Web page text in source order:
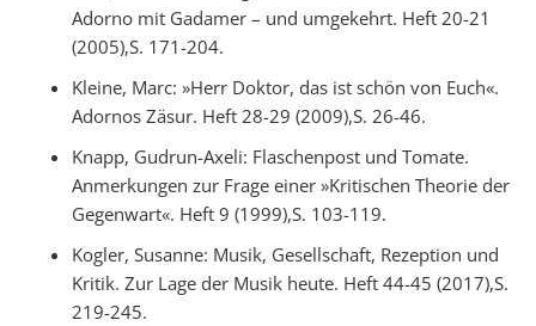
Adorno mit Gadamer – und umgekehrt. Heft 20-21
(2005),S. 171-204.
Kleine, Marc: »Herr Doktor, das ist schön von Euch«.
Adornos Zäsur. Heft 28-29 (2009),S. 26-46.
Knapp, Gudrun-Axeli: Flaschenpost und Tomate.
Anmerkungen zur Frage einer »Kritischen Theorie der
Gegenwart«. Heft 9 (1999),S. 103-119.
Kogler, Susanne: Musik, Gesellschaft, Rezeption und
Kritik. Zur Lage der Musik heute. Heft 44-45 (2017),S.
219-245.